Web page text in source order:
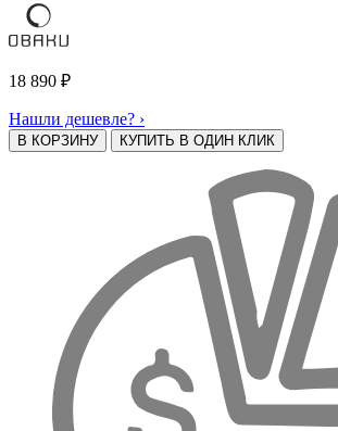
18 890 ₽
Нашли дешевле? ›
В КОРЗИНУ КУПИТЬ В ОДИН КЛИК